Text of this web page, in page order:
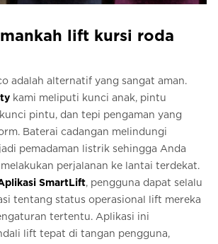
lift kursi roda
adalah alternatif yang sangat aman.
kami meliputi kunci anak, pintu
pintu, dan tepi pengaman yang
Baterai cadangan melindungi
pemadaman listrik sehingga Anda
perjalanan ke lantai terdekat.
SmartLift, pengguna dapat selalu
tentang status operasional lift mereka
tertentu. Aplikasi ini
lift tepat di tangan pengguna,